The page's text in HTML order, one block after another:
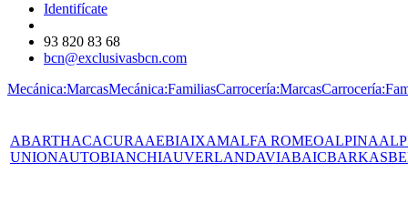
Identifícate
93 820 83 68
bcn@exclusivasbcn.com
Mecánica:MarcasMecánica:FamiliasCarrocería:Marcas
ABARTHACACURAAEBIAIXAMALFA ROMEOALPINA
UNIONAUTOBIANCHIAUVERLANDAVIABAICBARKAS